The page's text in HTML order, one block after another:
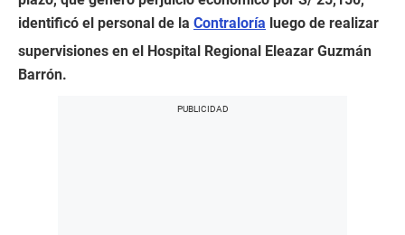
identificó el personal de la Contraloría luego de realizar
supervisiones en el Hospital Regional Eleazar Guzmán
Barrón.